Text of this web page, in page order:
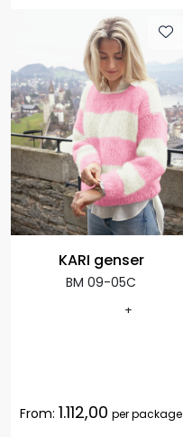
KARI genser
BM 09-05C
+
From: 1.112,00 per package